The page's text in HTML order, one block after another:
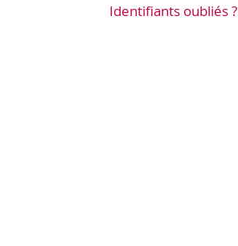
Identifiants oubliés ?